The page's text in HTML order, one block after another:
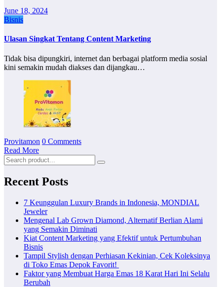
June 18, 2024
Bisnis
Ulasan Singkat Tentang Content Marketing
Tidak bisa dipungkiri, internet dan berbagai platform media sosial
kini semakin mudah diakses dan dijangkau…
Provitamon 0 Comments
Read More
Recent Posts
7 Keunggulan Luxury Brands in Indonesia, MONDIAL
Jeweler
Mengenal Lab Grown Diamond, Alternatif Berlian Alami
yang Semakin Diminati
Kiat Content Marketing yang Efektif untuk Pertumbuhan
Bisnis
Tampil Stylish dengan Perhiasan Kekinian, Cek Koleksinya
di Toko Emas Depok Favorit!
Faktor yang Membuat Harga Emas 18 Karat Hari Ini Selalu
Berubah